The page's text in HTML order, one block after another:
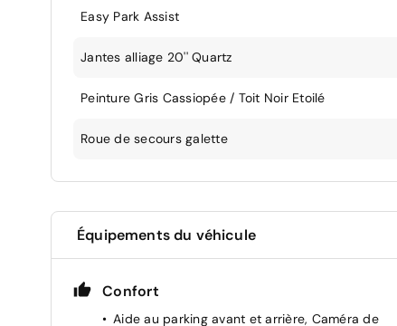
Easy Park Assist
Jantes alliage 20'' Quartz
Peinture Gris Cassiopée / Toit Noir Etoilé
Roue de secours galette
Équipements du véhicule
Confort
Aide au parking avant et arrière, Caméra de